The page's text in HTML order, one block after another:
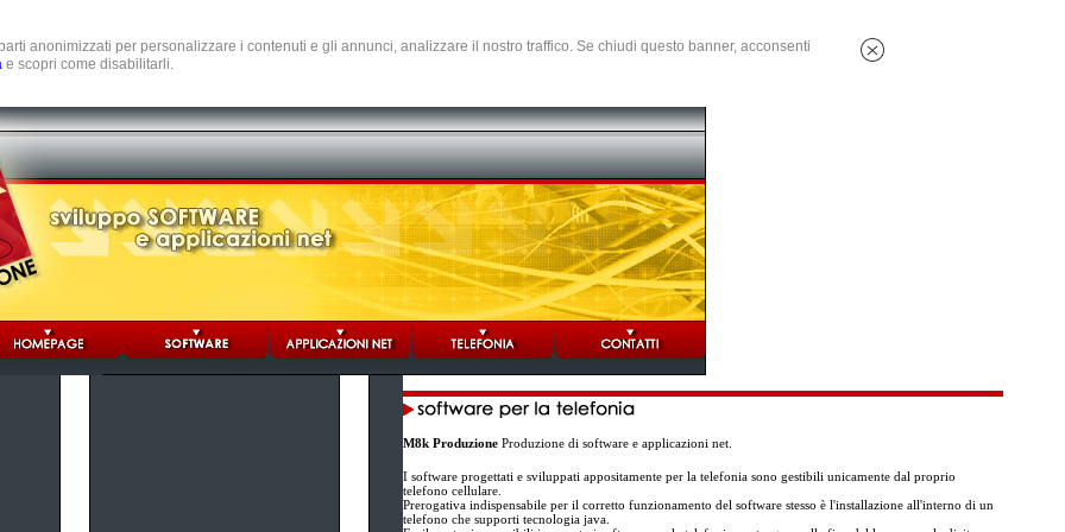
anonimizzati per personalizzare i contenuti e gli annunci, analizzare il nostro traffico. Se chiudi questo banner, acconsenti
e scopri come disabilitarli.
M8k ProduzioneProduzione di software e applicazioni net.
I software progettati e sviluppati appositamente per la telefonia sono gestibili unicamente dal proprio
telefono cellulare.
Prerogativa indispensabile per il corretto funzionamento del software stesso è l'installazione all'interno di un
telefono che supporti tecnologia java.